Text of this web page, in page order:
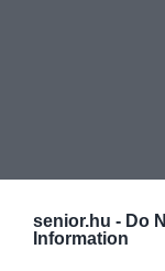
senior.hu - Do
Information